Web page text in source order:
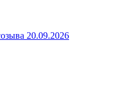
20.09.2026